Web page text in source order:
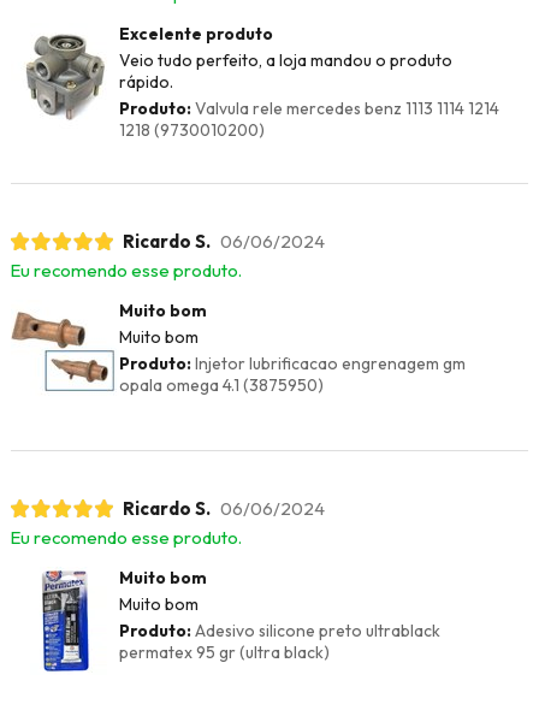
Excelente produto
Veio tudo perfeito, a loja mandou o produto
rápido.
Produto:Valvula rele mercedes benz 1113 1114 1214
1218 (9730010200)
Ricardo S. 06/06/2024
Eu recomendo esse produto.
Muito bom
Muito bom
Produto:Injetor lubrificacao engrenagem gm
opala omega 4.1 (3875950)
Ricardo S. 06/06/2024
Eu recomendo esse produto.
Muito bom
Muito bom
Produto:Adesivo silicone preto ultrablack
permatex 95 gr (ultra black)